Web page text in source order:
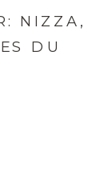
NIZZA,
DU